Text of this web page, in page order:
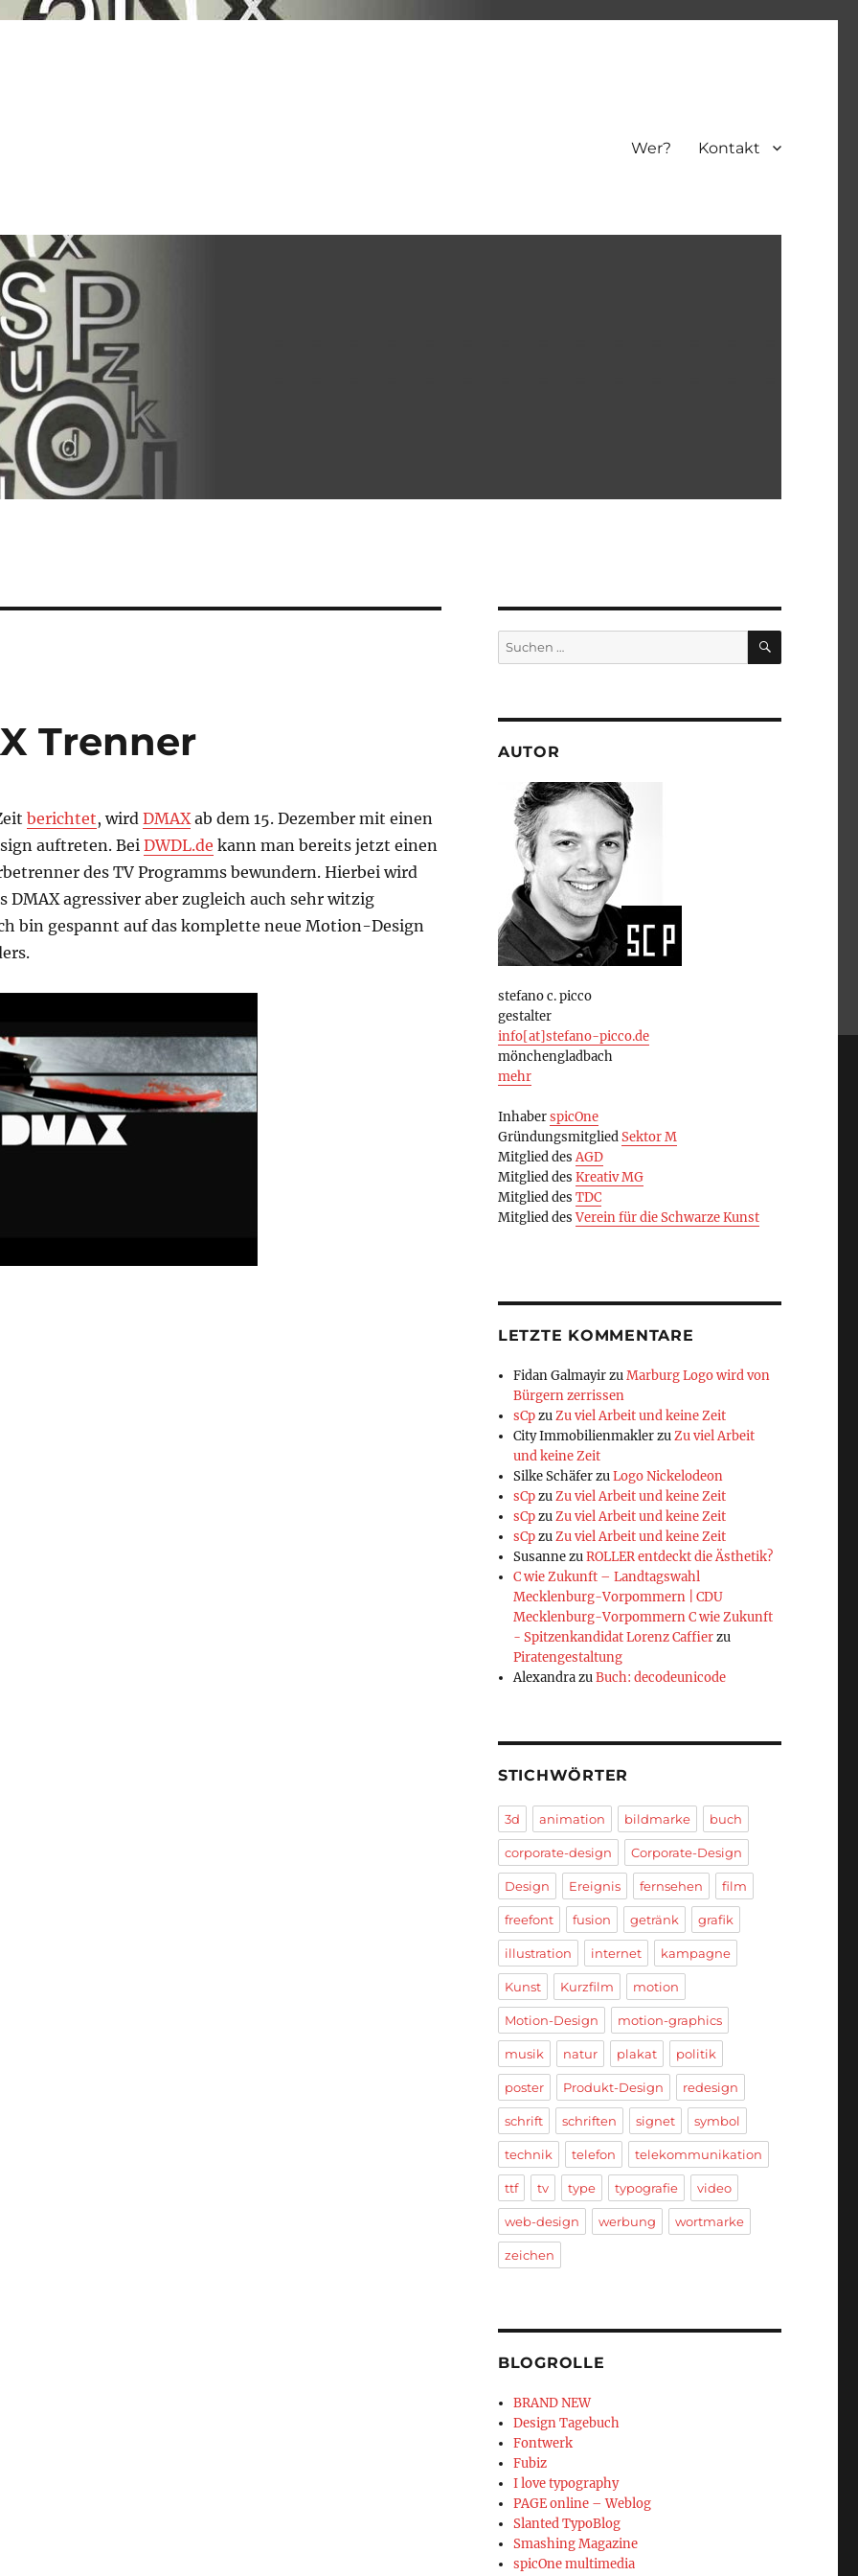
Wer? Kontakt
Trenner
berichtet, wird DMAXab dem 15. Dezember mit einen
auftreten. BeiDWDL.de kann man bereits jetzt einen
des TV Programms bewundern. Hierbei wird
DMAX agressiver aber zugleich auch sehr witzig
bin gespannt auf das komplette neue Motion-Design
Suchen
nach:
SUCHEN
AUTOR
stefano c. picco
gestalter
info[at]stefano-picco.de
mönchengladbach
mehr
InhaberspicOne
GründungsmitgliedSektor M
Mitglied desAGD
Mitglied des Kreativ MG
Mitglied des TDC
Mitglied desVerein für die Schwarze Kunst
LETZTE KOMMENTARE
Fidan GalmayirzuMarburg Logo wird von
Bürgern zerrissen
sCpzuZu viel Arbeit und keine Zeit
City ImmobilienmaklerzuZu viel Arbeit
und keine Zeit
Silke SchäferzuLogo Nickelodeon
sCpzuZu viel Arbeit und keine Zeit
sCpzuZu viel Arbeit und keine Zeit
sCpzuZu viel Arbeit und keine Zeit
SusannezuROLLER entdeckt die Ästhetik?
C wie Zukunft – Landtagswahl
Mecklenburg-Vorpommern | CDU
Mecklenburg-Vorpommern C wie Zukunft
- Spitzenkandidat Lorenz Caffierzu
Piratengestaltung
AlexandrazuBuch: decodeunicode
STICHWÖRTER
3d animation bildmarke buch
corporate-design Corporate-Design
Design Ereignis fernsehen film
freefont fusion getränk grafik
illustration internet kampagne
Kunst Kurzfilm motion
Motion-Design motion-graphics
musik natur plakat politik
poster Produkt-Design redesign
schrift schriften signet symbol
technik telefon telekommunikation
ttf tv type typografie video
web-design werbung wortmarke
zeichen
BLOGROLLE
BRAND NEW
Design Tagebuch
Fontwerk
Fubiz
I love typography
PAGE online – Weblog
Slanted TypoBlog
Smashing Magazine
spicOne multimedia